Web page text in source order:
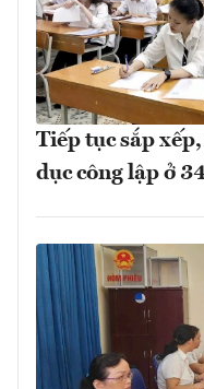
Tiếp tục sắp
dục công lập ở